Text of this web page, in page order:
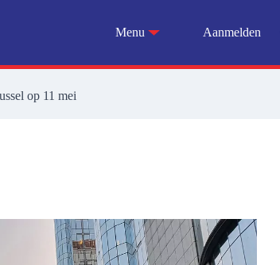
Menu Aanmelden
op 11 mei